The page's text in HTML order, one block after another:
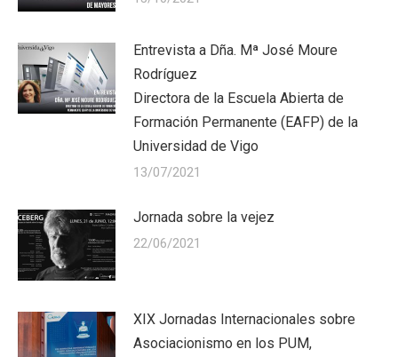
Entrevista a Dña. Mª José Moure
Rodríguez
Directora de la Escuela Abierta de
Formación Permanente (EAFP) de la
Universidad de Vigo
13/07/2021
Jornada sobre la vejez
22/06/2021
XIX Jornadas Internacionales sobre
Asociacionismo en los PUM,